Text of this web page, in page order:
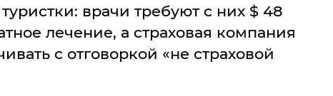
врачи требуют с них $ 48
лечение, а страховая компания
с отговоркой «не страховой